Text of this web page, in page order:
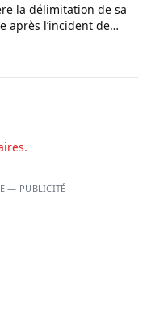
la délimitation de sa
après l’incident de
— PUBLICITÉ